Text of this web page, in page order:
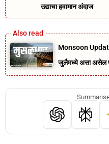
उद्याचा हवामान अंदाज
Monsoon
जुलैमध्ये असा असेल